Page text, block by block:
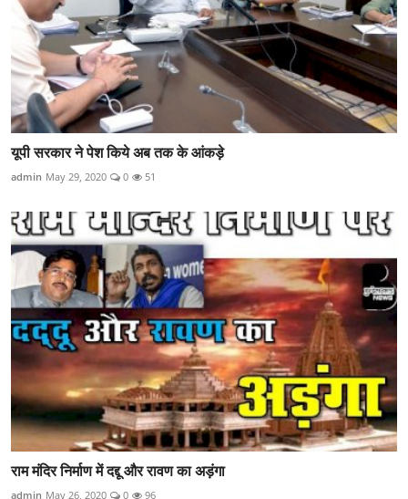
यूपी सरकार ने पेश किये अब तक के आंकड़े
admin May 29, 2020 0 51
राम मंदिर निर्माण में दद्दू और रावण का अड़ंगा
admin May 26, 2020 0 96